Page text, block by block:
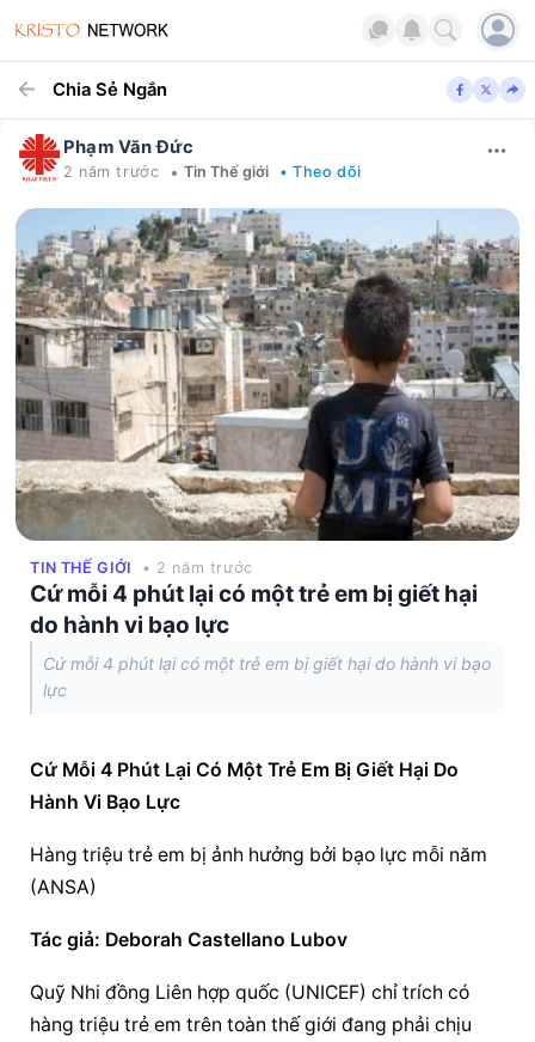
Chia Sẻ Ngắn
Phạm Văn Đức
2 năm trước • Tin Thế giới • Theo dõi
TIN THẾ GIỚI • 2 năm trước
Cứ mỗi 4 phút lại có một trẻ em bị giết hại
do hành vi bạo lực
Cứ mỗi 4 phút lại có một trẻ em bị giết hại do hành vi bạo
lực
Cứ Mỗi 4 Phút Lại Có Một Trẻ Em Bị Giết Hại Do
Hành Vi Bạo Lực
Hàng triệu trẻ em bị ảnh hưởng bởi bạo lực mỗi năm
(ANSA)
Tác giả: Deborah Castellano Lubov
Quỹ Nhi đồng Liên hợp quốc (UNICEF) chỉ trích có
hàng triệu trẻ em trên toàn thế giới đang phải chịu